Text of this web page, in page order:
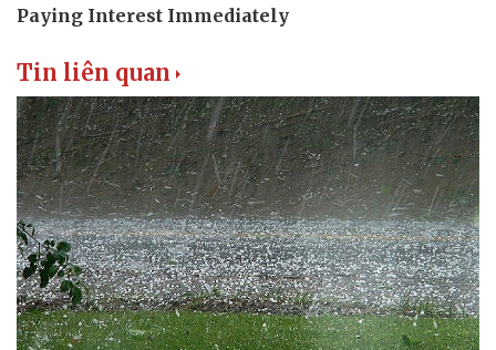
Thể thao
Lịch thi đấu bóng đá
Thế giới thể thao
eSports
Hậu trường
Xe máy
Tư vấn
Tin liên quan